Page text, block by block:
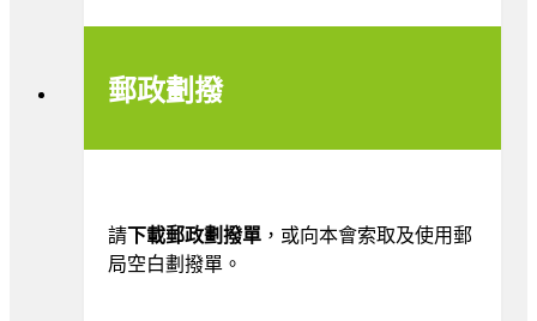
郵政劃撥
請下載郵政劃撥單 ，或向本會索取及使用郵
局空白劃撥單。